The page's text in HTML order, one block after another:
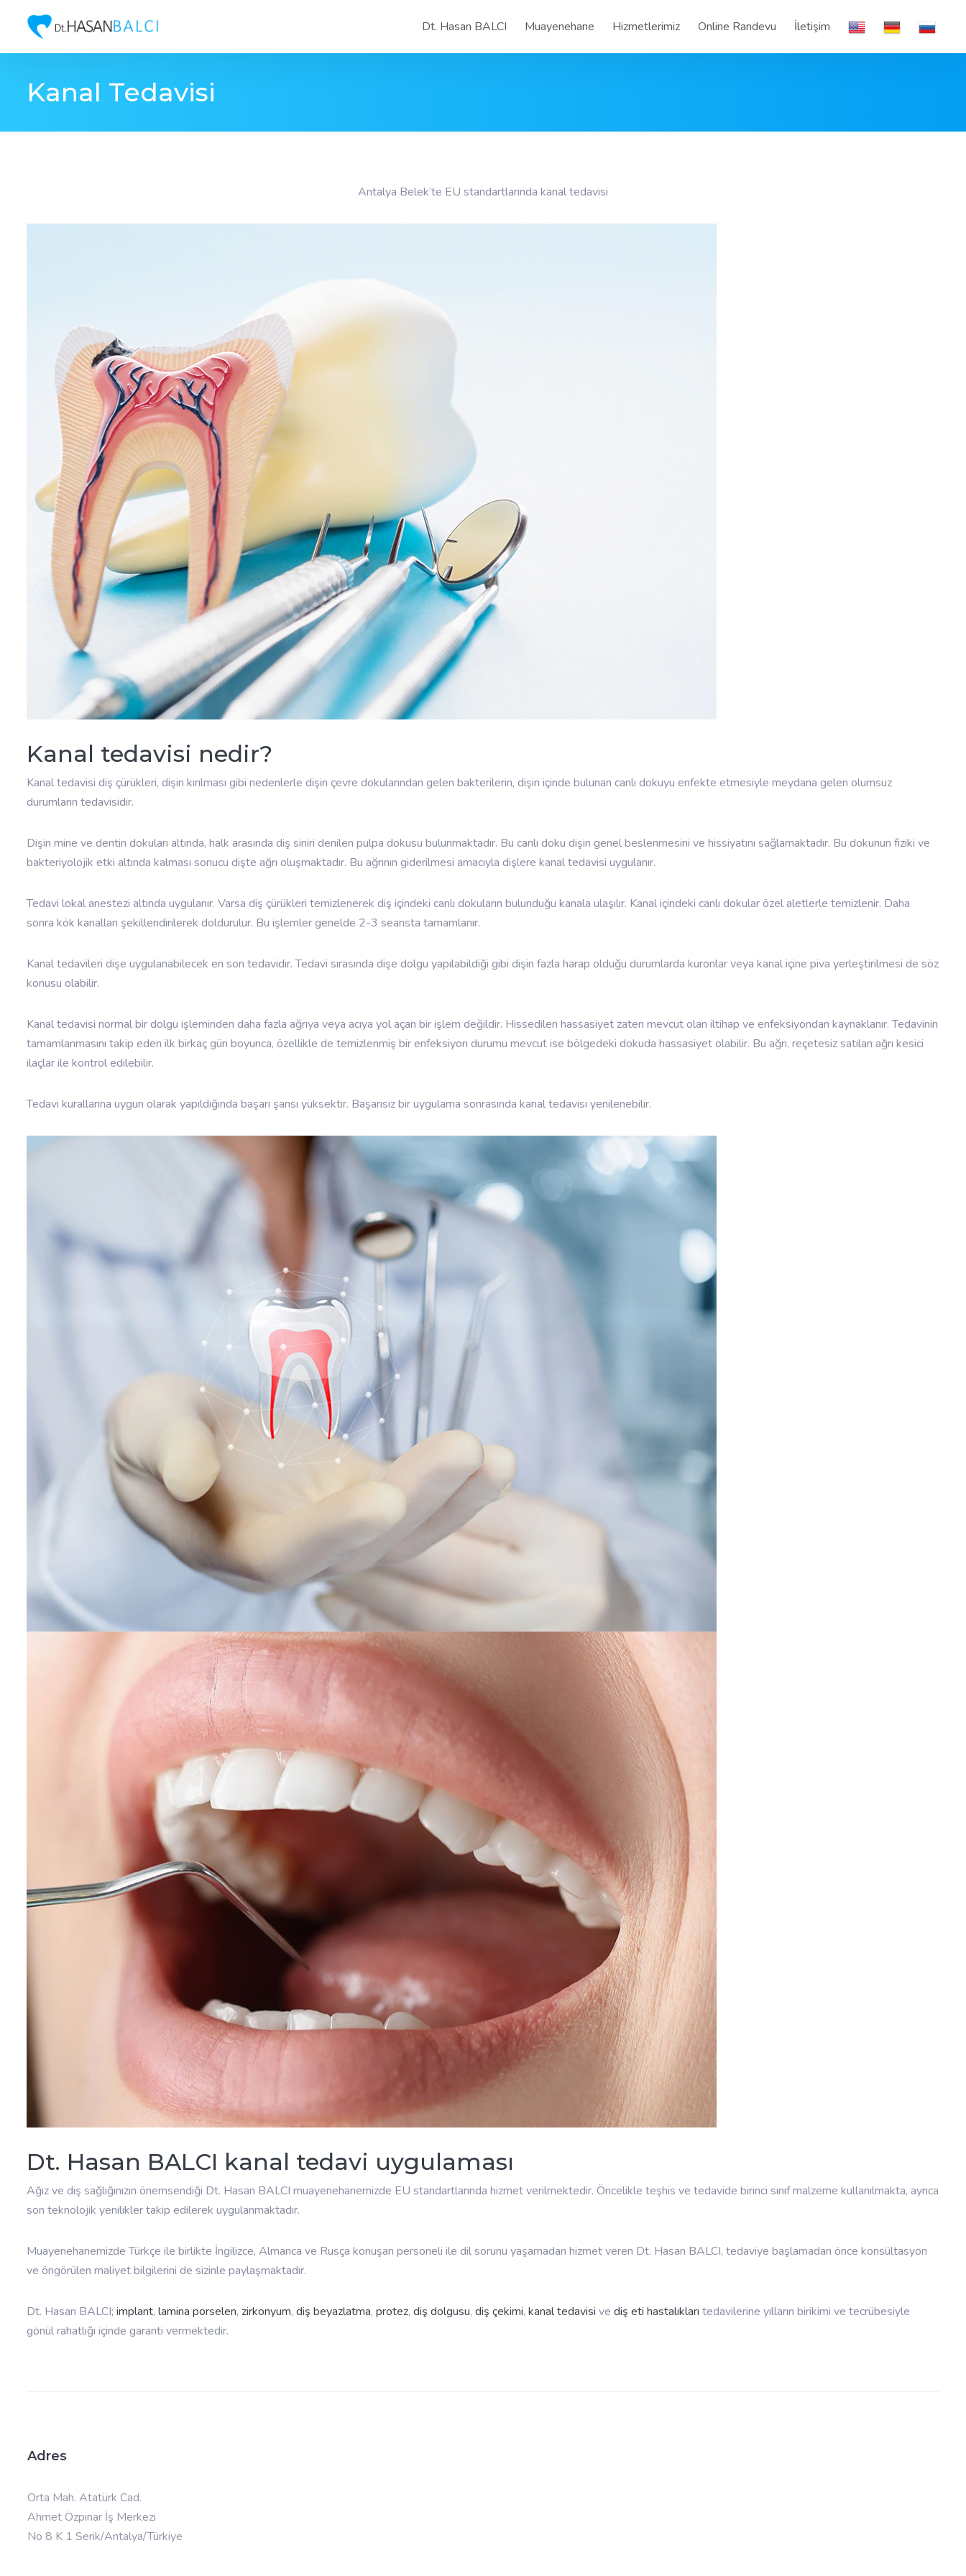
Dt. Hasan BALCI Muayenehane Hizmetlerimiz Online Randevu İletişim
Kanal Tedavisi
Antalya Belek’te EU standartlarında kanal tedavisi
Kanal tedavisi nedir?
Kanal tedavisi diş çürükleri, dişin kırılması gibi nedenlerle dişin çevre dokularından gelen bakterilerin, dişin içinde bulunan canlı dokuyu enfekte etmesiyle meydana gelen olumsuz
durumların tedavisidir.
Dişin mine ve dentin dokuları altında, halk arasında diş siniri denilen pulpa dokusu bulunmaktadır. Bu canlı doku dişin genel beslenmesini ve hissiyatını sağlamaktadır. Bu dokunun fiziki ve
bakteriyolojik etki altında kalması sonucu dişte ağrı oluşmaktadır. Bu ağrının giderilmesi amacıyla dişlere kanal tedavisi uygulanır.
Tedavi lokal anestezi altında uygulanır. Varsa diş çürükleri temizlenerek diş içindeki canlı dokuların bulunduğu kanala ulaşılır. Kanal içindeki canlı dokular özel aletlerle temizlenir. Daha
sonra kök kanalları şekillendirilerek doldurulur. Bu işlemler genelde 2-3 seansta tamamlanır.
Kanal tedavileri dişe uygulanabilecek en son tedavidir. Tedavi sırasında dişe dolgu yapılabildiği gibi dişin fazla harap olduğu durumlarda kuronlar veya kanal içine piva yerleştirilmesi de söz
konusu olabilir.
Kanal tedavisi normal bir dolgu işleminden daha fazla ağrıya veya acıya yol açan bir işlem değildir. Hissedilen hassasiyet zaten mevcut olan iltihap ve enfeksiyondan kaynaklanır. Tedavinin
tamamlanmasını takip eden ilk birkaç gün boyunca, özellikle de temizlenmiş bir enfeksiyon durumu mevcut ise bölgedeki dokuda hassasiyet olabilir. Bu ağrı, reçetesiz satılan ağrı kesici
ilaçlar ile kontrol edilebilir.
Tedavi kurallarına uygun olarak yapıldığında başarı şansı yüksektir. Başarısız bir uygulama sonrasında kanal tedavisi yenilenebilir.
Dt. Hasan BALCI kanal tedavi uygulaması
Ağız ve diş sağlığınızın önemsendiği Dt. Hasan BALCI muayenehanemizde EU standartlarında hizmet verilmektedir. Öncelikle teşhis ve tedavide birinci sınıf malzeme kullanılmakta, ayrıca
son teknolojik yenilikler takip edilerek uygulanmaktadır.
Muayenehanemizde Türkçe ile birlikte İngilizce, Almanca ve Rusça konuşan personeli ile dil sorunu yaşamadan hizmet veren Dt. Hasan BALCI, tedaviye başlamadan önce konsültasyon
ve öngörülen maliyet bilgilerini de sizinle paylaşmaktadır.
Dt. Hasan BALCI; implant, lamina porselen, zirkonyum, diş beyazlatma, protez, diş dolgusu, diş çekimi, kanal tedavisi ve diş eti hastalıkları tedavilerine yılların birikimi ve tecrübesiyle
gönül rahatlığı içinde garanti vermektedir.
Adres
Orta Mah. Atatürk Cad.
Ahmet Özpınar İş Merkezi
No 8 K 1 Serik/Antalya/Türkiye